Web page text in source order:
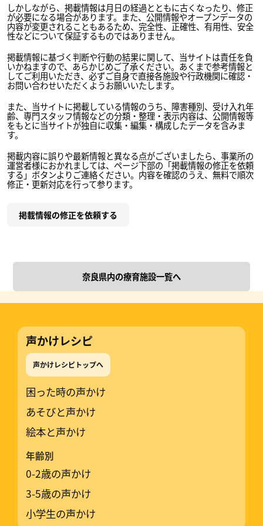
しかしながら、掲載情報は月日の経過とともに古くなったり、修正
が必要になる場合があります。また、公開情報やオープンデータの
内容が変更されることもあるため、完全性、正確性、有用性、安全
性などについて保証するものではありません。
掲載情報に基づく判断や行動の結果に関して、当サイトは責任を負
いかねますので、あらかじめご了承ください。あくまで参考情報と
してご利用いただき、必ずご自身で直接各施設や行政機関に確認・
お問い合わせいただくようお願いいたします。
また、当サイトに掲載している情報のうち、障害種別、受け入れ年
齢、専門スタッフ情報などの分類・整理・表示内容は、公開情報等
をもとに当サイトが独自に収集・編集・構成したデータを含みま
す。
掲載内容に誤りや最新情報と異なる点がございましたら、事業所の
運営者様におかれましては、ページ下部の「掲載情報の修正を依頼
する」ボタンよりご連絡ください。内容を確認のうえ、無料で順次
修正・更新対応を行って参ります。
掲載情報の修正を依頼する
奈良県内の療育施設一覧へ
声かけレシピ
声かけレシピトップへ
困った時の声かけ
あそびと声かけ
絵本と声かけ
年齢別
0-2歳の声かけ
3-5歳の声かけ
小学生の声かけ